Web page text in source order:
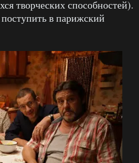
творческих способностей).
в парижский